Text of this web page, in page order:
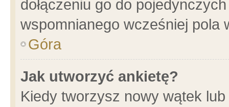
dołączeniu go do
wspomnianego wcześniej pola
Góra
Jak utworzyć ankietę?
Kiedy tworzysz nowy wątek